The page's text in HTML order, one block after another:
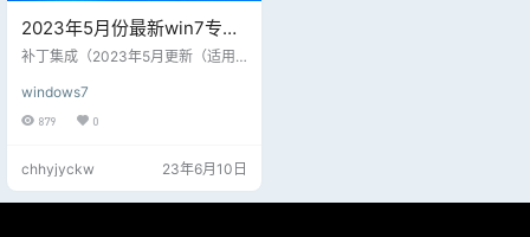
2023年5月份最新win7专业
及旗舰版本32位系统含2个
板可以直接安装含驱动
补丁集成（2023年5月更新（适用
7）标准版Win7系统的补丁是通用
的；经过验证，可以整合到标准版W
23年5月补丁 吉观网盘浏览器直接
下载更快，勿使用迅雷第三方工具
下载 附万能全硬件驱动：https://jjg
windows7
879 0
chhyjyckw 23年6月10日